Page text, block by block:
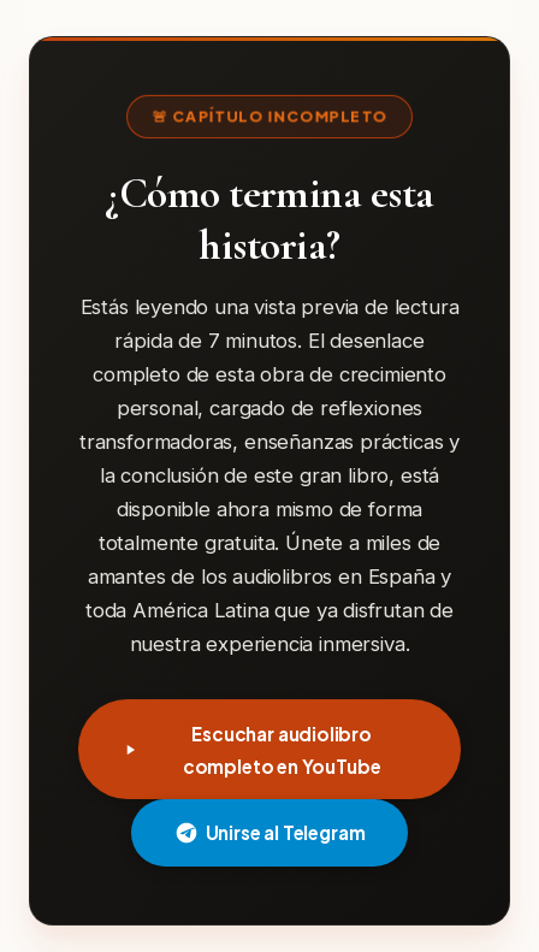
🚨 CAPÍTULO INCOMPLETO
¿Cómo termina esta
historia?
Estás leyendo una vista previa de lectura
rápida de 7 minutos. El desenlace
completo de esta obra de crecimiento
personal, cargado de reflexiones
transformadoras, enseñanzas prácticas y
la conclusión de este gran libro, está
disponible ahora mismo de forma
totalmente gratuita. Únete a miles de
amantes de los audiolibros en España y
toda América Latina que ya disfrutan de
nuestra experiencia inmersiva.
Escuchar audiolibro
completo en YouTube
Unirse al Telegram